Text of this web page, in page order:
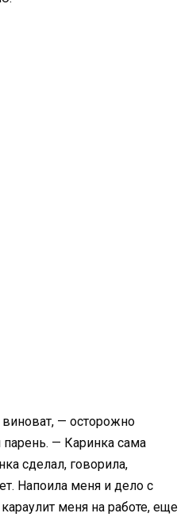
— осторожно
парень. — Каринка сама
сделал, говорила,
Напоила меня и дело с
меня на работе, еще